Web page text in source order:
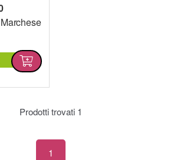
Prodotti trovati 1
1